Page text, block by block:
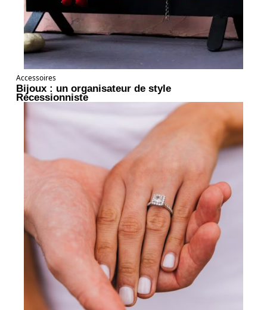
Accessoires
Bijoux : un organisateur de style
Récessionniste